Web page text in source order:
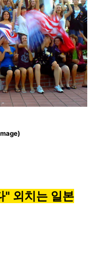
" 외치는 일본